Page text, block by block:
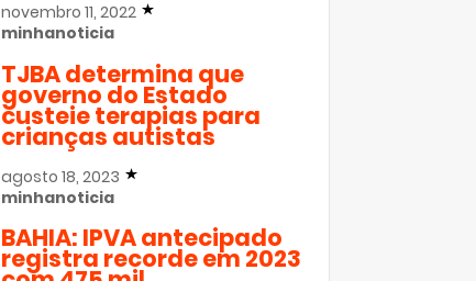
novembro 11, 2022
minhanoticia
TJBA determina que
governo do Estado
custeie terapias para
crianças autistas
agosto 18, 2023
minhanoticia
BAHIA: IPVA antecipado
registra recorde em 2023